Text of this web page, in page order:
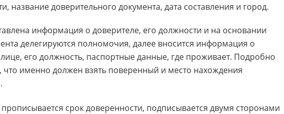
название доверительного документа, дата составления и город.
информация о доверителе, его должности и на основании
делегируются полномочия, далее вносится информация о
его должность, паспортные данные, где проживает. Подробно
что именно должен взять поверенный и место нахождения
срок доверенности, подписывается двумя сторонами